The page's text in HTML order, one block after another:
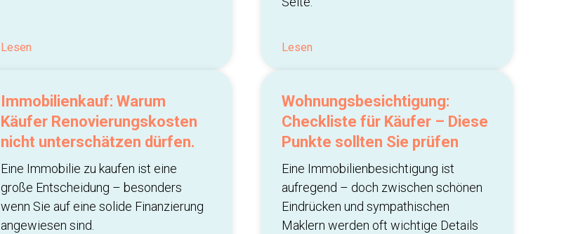
Lesen Lesen
Immobilienkauf: Warum
Käufer Renovierungskosten
nicht unterschätzen dürfen.
Eine Immobilie zu kaufen ist eine
große Entscheidung – besonders
wenn Sie auf eine solide Finanzierung
angewiesen sind.
Wohnungsbesichtigung:
Checkliste für Käufer – Diese
Punkte sollten Sie prüfen
Eine Immobilienbesichtigung ist
aufregend – doch zwischen schönen
Eindrücken und sympathischen
Maklern werden oft wichtige Details